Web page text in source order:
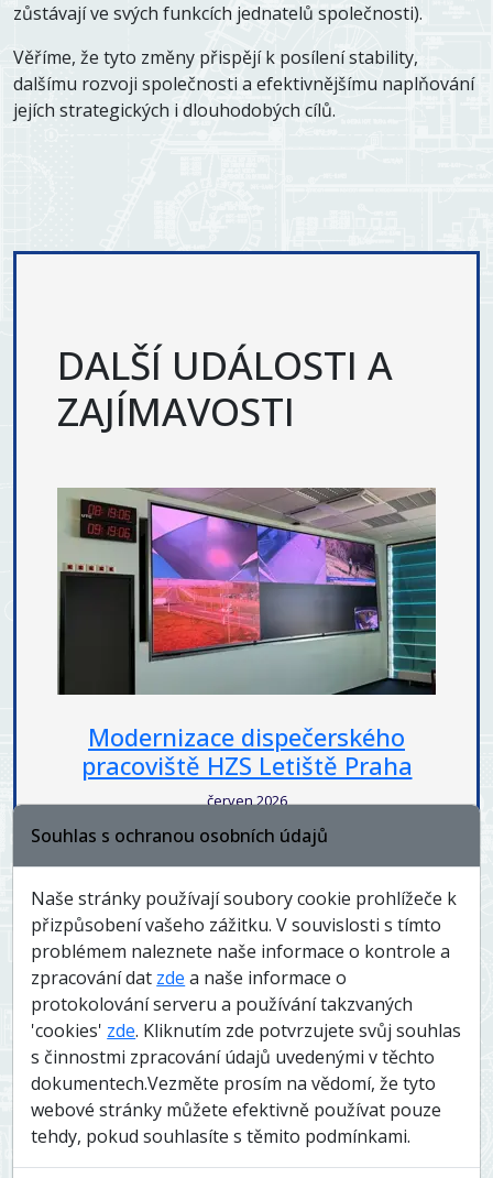
Souhlas s ochranou osobních údajů
Naše stránky používají soubory cookie prohlížeče k
přizpůsobení vašeho zážitku. V souvislosti s tímto
problémem naleznete naše informace o kontrole a
zpracování dat zde a naše informace o
protokolování serveru a používání takzvaných
'cookies' zde. Kliknutím zde potvrzujete svůj souhlas
s činnostmi zpracování údajů uvedenými v těchto
dokumentech.Vezměte prosím na vědomí, že tyto
webové stránky můžete efektivně používat pouze
tehdy, pokud souhlasíte s těmito podmínkami.
zůstávají ve svých funkcích jednatelů společnosti).
Věříme, že tyto změny přispějí k posílení stability,
dalšímu rozvoji společnosti a efektivnějšímu naplňování
jejích strategických i dlouhodobých cílů.
DALŠÍ UDÁLOSTI A
ZAJÍMAVOSTI
Modernizace dispečerského
pracoviště HZS Letiště Praha
červen 2026